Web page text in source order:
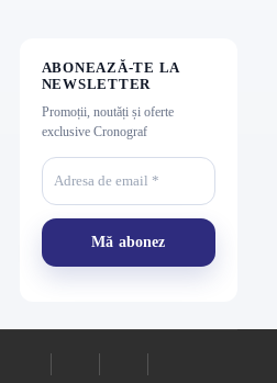
ABONEAZĂ-TE LA
NEWSLETTER
Promoții, noutăți și oferte
exclusive Cronograf